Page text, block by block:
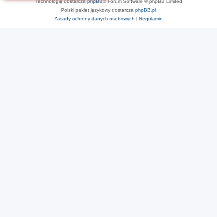
Technologię dostarczaphpBB® Forum Software © phpBB Limited
Polski pakiet językowy dostarcza phpBB.pl
Zasady ochrony danych osobowych | Regulamin